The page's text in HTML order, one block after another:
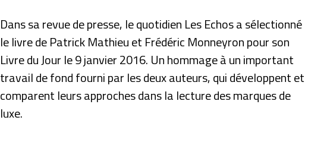
Dans sa revue de presse, le quotidien Les Echos a sélectionné
le livre de Patrick Mathieu et Frédéric Monneyron pour son
Livre du Jour le 9 janvier 2016. Un hommage à un important
travail de fond fourni par les deux auteurs, qui développent et
comparent leurs approches dans la lecture des marques de
luxe.